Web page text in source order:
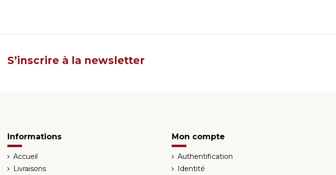
S’inscrire à la newsletter
Informations
Accueil
Livraisons
Mon compte
Authentification
Identité